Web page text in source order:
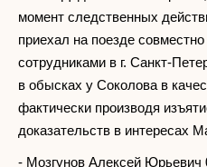
момент следственных
приехал на поезде
сотрудниками в г. Санкт-
в обысках у Соколова в
фактически производя
доказательств в интересах
- Мозгунов Алексей Юрьевич